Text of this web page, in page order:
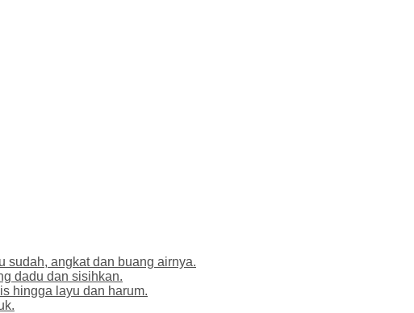
sudah, angkat dan buang airnya.
dadu dan sisihkan.
hingga layu dan harum.